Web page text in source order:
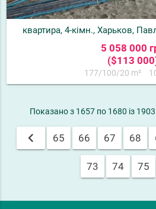
квартира, 4-кімн., Харьков,
5 058 000
($113
177/100/20 m²
Показано з 1657 по 1680 із
chevron_left 65 66 67 68
73 74 75